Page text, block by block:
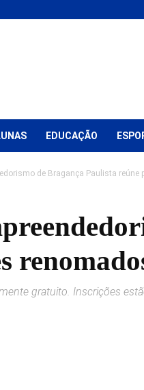
EDUCAÇÃO
de Bragança Paulista
gratuito. Inscrições